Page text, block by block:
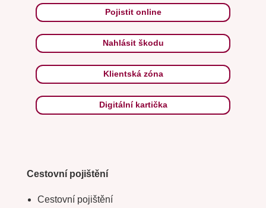
Pojistit online
Nahlásit škodu
Klientská zóna
Digitální kartička
Cestovní pojištění
Cestovní pojištění